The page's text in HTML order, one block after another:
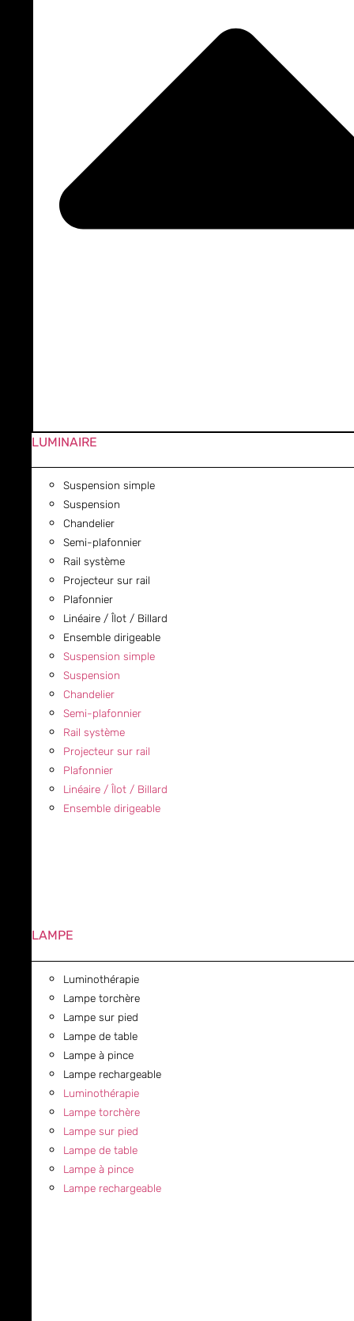
LUMINAIRE
Suspension simple
Suspension
Chandelier
Semi-plafonnier
Rail système
Projecteur sur rail
Plafonnier
Linéaire / Îlot / Billard
Ensemble dirigeable
Suspension simple
Suspension
Chandelier
Semi-plafonnier
Rail système
Projecteur sur rail
Plafonnier
Linéaire / Îlot / Billard
Ensemble dirigeable
LAMPE
Luminothérapie
Lampe torchère
Lampe sur pied
Lampe de table
Lampe à pince
Lampe rechargeable
Luminothérapie
Lampe torchère
Lampe sur pied
Lampe de table
Lampe à pince
Lampe rechargeable